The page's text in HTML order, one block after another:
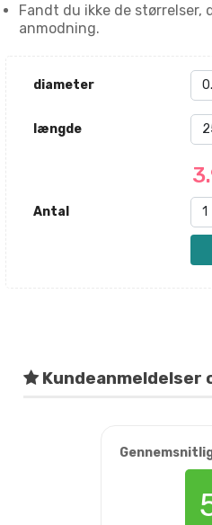
Fandt du ikke de størrelser,
anmodning.
diameter
længde
Antal
Kundeanmeldelser